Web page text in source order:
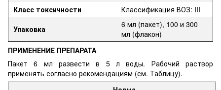
Класс токсичности
Классификация ВОЗ: III
Упаковка
6 мл (пакет), 100 и 300
мл (флакон)
ПРИМЕНЕНИЕ ПРЕПАРАТА
Пакет 6 мл развести в 5 л воды. Рабочий раствор
применять согласно рекомендациям (см. Таблицу).